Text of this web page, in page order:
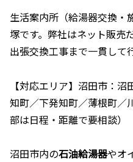
生活案内所（給湯器交換・
塚です。弊社はネット販売
出張交換工事まで一貫して
【対応エリア】沼田市：
知町／下発知町／薄根町
部は日程・距離で要相談）
沼田市内の石油給湯器やオ